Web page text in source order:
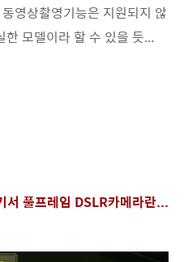
영상촬영기능은 지원되지 않
모델이라 할 수 있을 듯...
서 풀프레임 DSLR카메라란...